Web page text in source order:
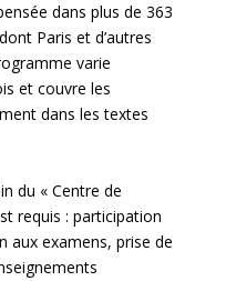
dans plus de 363
Paris et d’autres
varie
et couvre les
dans les textes
du « Centre de
requis : participation
aux examens, prise de